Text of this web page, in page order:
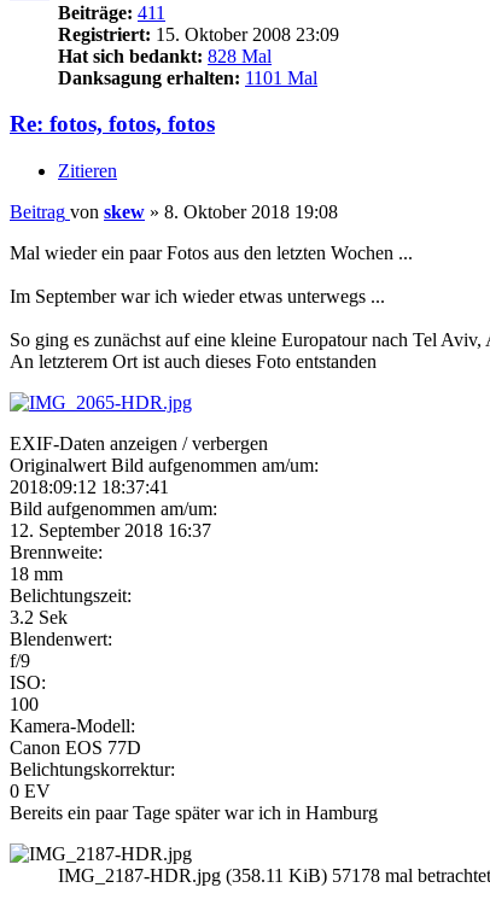
Beiträge: 411
Registriert: 15. Oktober 2008 23:09
Hat sich bedankt: 828 Mal
Danksagung erhalten: 1101 Mal
Re: fotos, fotos, fotos
Zitieren
Beitrag von skew » 8. Oktober 2018 19:08
Mal wieder ein paar Fotos aus den letzten Wochen ...
Im September war ich wieder etwas unterwegs ...
So ging es zunächst auf eine kleine Europatour nach Tel
An letzterem Ort ist auch dieses Foto entstanden
EXIF-Daten anzeigen / verbergen
Originalwert Bild aufgenommen am/um:
2018:09:12 18:37:41
Bild aufgenommen am/um:
12. September 2018 16:37
Brennweite:
18 mm
Belichtungszeit:
3.2 Sek
Blendenwert:
f/9
ISO:
100
Kamera-Modell:
Canon EOS 77D
Belichtungskorrektur:
0 EV
Bereits ein paar Tage später war ich in Hamburg
IMG_2187-HDR.jpg (358.11 KiB) 57178 mal betrachtet